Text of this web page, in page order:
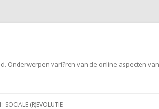
Onderwerpen vari?ren van de online aspecten van
SOCIALE (R)EVOLUTIE